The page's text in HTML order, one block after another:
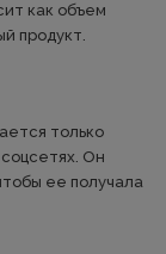
как объем
продукт.
только
Он
ее получала